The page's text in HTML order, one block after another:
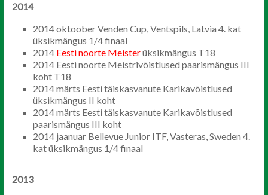
2014
2014 oktoober Venden Cup, Ventspils, Latvia 4. kat
üksikmängus 1/4 finaal
2014 Eesti noorte Meisterüksikmängus T18
2014 Eesti noorte Meistrivõistlused paarismängus III
koht T18
2014 märts Eesti täiskasvanute Karikavõistlused
üksikmängus II koht
2014 märts Eesti täiskasvanute Karikavõistlused
paarismängus III koht
2014 jaanuar Bellevue Junior ITF, Vasteras, Sweden 4.
kat üksikmängus 1/4 finaal
2013